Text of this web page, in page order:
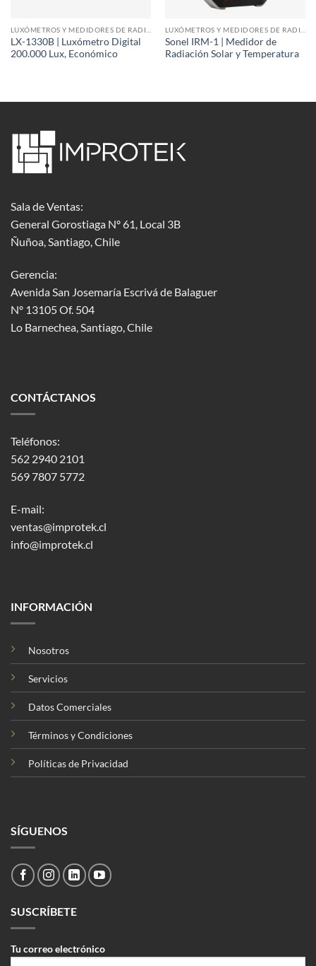
LX-1330B | Luxómetro Digital
200.000 Lux, Económico
Sonel IRM-1 | Medidor de
Radiación Solar y Temperatura
Sala de Ventas:
General Gorostiaga Nº 61, Local 3B
Ñuñoa, Santiago, Chile
Gerencia:
Avenida San Josemaría Escrivá de Balaguer
Nº 13105 Of. 504
Lo Barnechea, Santiago, Chile
CONTÁCTANOS
Teléfonos:
562 2940 2101
569 7807 5772
E-mail:
ventas@improtek.cl
info@improtek.cl
INFORMACIÓN
Nosotros
Servicios
Datos Comerciales
Términos y Condiciones
Políticas de Privacidad
SÍGUENOS
SUSCRÍBETE
Tu correo electrónico